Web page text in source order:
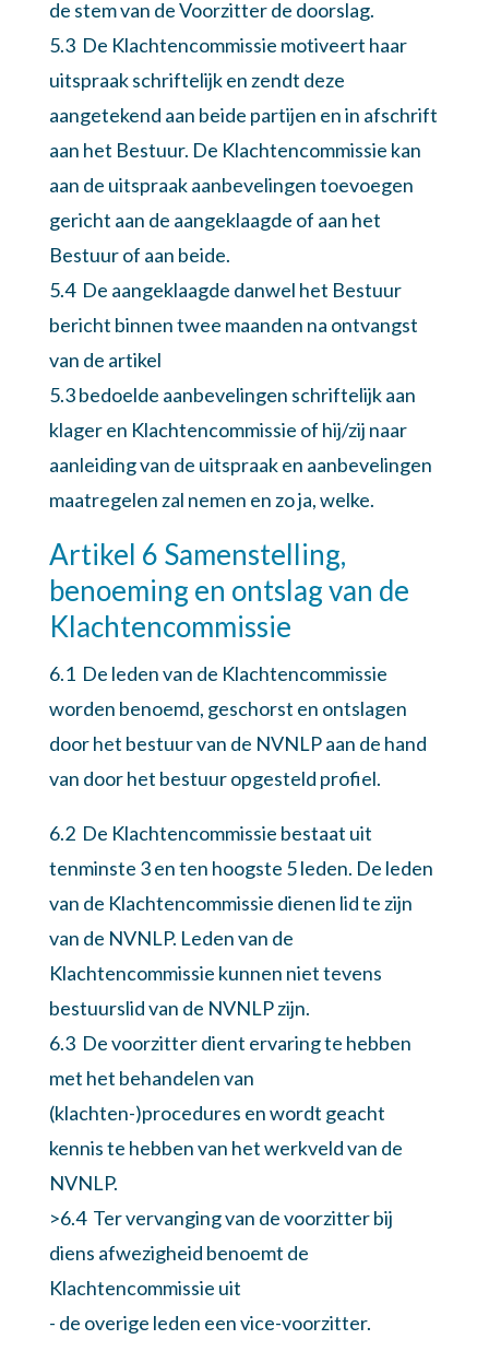
de stem van de Voorzitter de doorslag.
5.3 De Klachtencommissie motiveert haar
uitspraak schriftelijk en zendt deze
aangetekend aan beide partijen en in afschrift
aan het Bestuur. De Klachtencommissie kan
aan de uitspraak aanbevelingen toevoegen
gericht aan de aangeklaagde of aan het
Bestuur of aan beide.
5.4 De aangeklaagde danwel het Bestuur
bericht binnen twee maanden na ontvangst
van de artikel
5.3 bedoelde aanbevelingen schriftelijk aan
klager en Klachtencommissie of hij/zij naar
aanleiding van de uitspraak en aanbevelingen
maatregelen zal nemen en zo ja, welke.
Artikel 6 Samenstelling,
benoeming en ontslag van de
Klachtencommissie
6.1 De leden van de Klachtencommissie
worden benoemd, geschorst en ontslagen
door het bestuur van de NVNLP aan de hand
van door het bestuur opgesteld profiel.
6.2 De Klachtencommissie bestaat uit
tenminste 3 en ten hoogste 5 leden. De leden
van de Klachtencommissie dienen lid te zijn
van de NVNLP. Leden van de
Klachtencommissie kunnen niet tevens
bestuurslid van de NVNLP zijn.
6.3 De voorzitter dient ervaring te hebben
met het behandelen van
(klachten-)procedures en wordt geacht
kennis te hebben van het werkveld van de
NVNLP.
>6.4 Ter vervanging van de voorzitter bij
diens afwezigheid benoemt de
Klachtencommissie uit
- de overige leden een vice-voorzitter.